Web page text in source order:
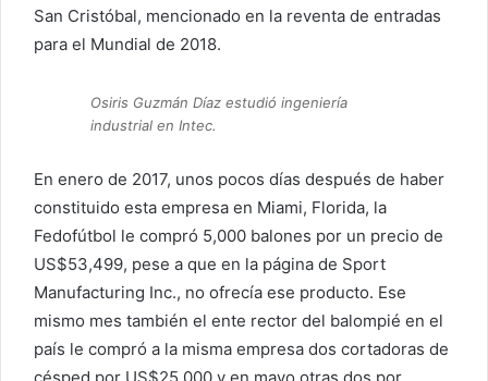
San Cristóbal, mencionado en la reventa de entradas
para el Mundial de 2018.
Osiris Guzmán Díaz estudió ingeniería
industrial en Intec.
En enero de 2017, unos pocos días después de haber
constituido esta empresa en Miami, Florida, la
Fedofútbol le compró 5,000 balones por un precio de
US$53,499, pese a que en la página de Sport
Manufacturing Inc., no ofrecía ese producto. Ese
mismo mes también el ente rector del balompié en el
país le compró a la misma empresa dos cortadoras de